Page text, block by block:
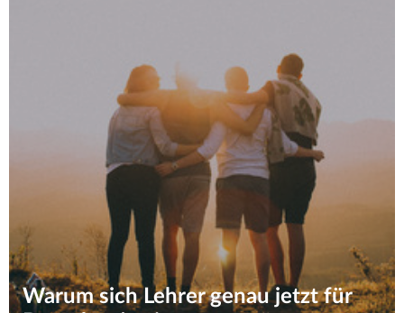
Warum sich Lehrer genau jetzt für